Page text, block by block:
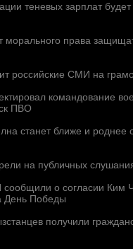
теневых зарплат
права
российские СМИ на
командование
ПВО
станет ближе и роднее
на публичных
о согласии Ким
День Победы
получили